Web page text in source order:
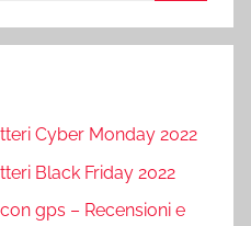
Cyber Monday 2022
Black Friday 2022
gps – Recensioni e